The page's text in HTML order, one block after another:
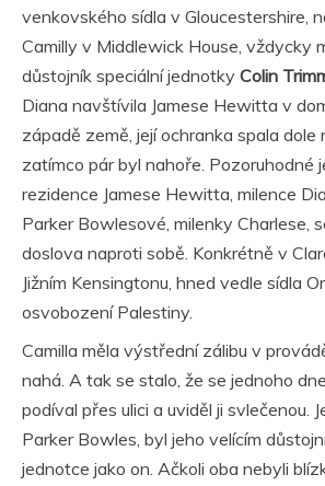
venkovského sídla v Gloucestershire,
Camilly v Middlewick House, vždycky
důstojník speciální jednotky Colin
Diana navštívila Jamese Hewitta v
západě země, její ochranka spala dole
zatímco pár byl nahoře. Pozoruhodné
rezidence Jamese Hewitta, milence
Parker Bowlesové, milenky Charlese,
doslova naproti sobě. Konkrétně v
Jižním Kensingtonu, hned vedle sídla
osvobození Palestiny.
Camilla měla výstřední zálibu v
nahá. A tak se stalo, že se jednoho
podíval přes ulici a uviděl ji svlečenou.
Parker Bowles, byl jeho velícím
jednotce jako on. Ačkoli oba nebyli